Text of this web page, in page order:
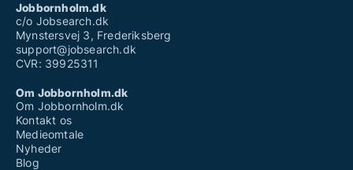
Jobbornholm.dk
c/o Jobsearch.dk
Mynstersvej 3, Frederiksberg
support@jobsearch.dk
CVR: 39925311
Om Jobbornholm.dk
Om Jobbornholm.dk
Kontakt os
Medieomtale
Nyheder
Blog